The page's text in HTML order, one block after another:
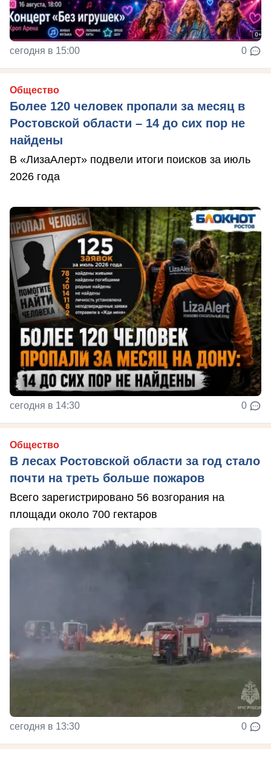
сегодня в 15:00 0
Общество
Более 120 человек пропали за месяц в
Ростовской области – 14 до сих пор не
найдены
В «ЛизаАлерт» подвели итоги поисков за июль
2026 года
сегодня в 14:30 0
Общество
В лесах Ростовской области за год стало
почти на треть больше пожаров
Всего зарегистрировано 56 возгорания на
площади около 700 гектаров
сегодня в 13:30 0